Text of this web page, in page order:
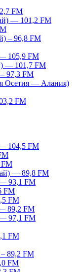
FM
— 101,2 FM
– 96,8 FM
— 105,9 FM
— 101,7 FM
97,3 FM
Осетия — Алания)
FM
104,5 FM
FM
— 89,8 FM
93,1 FM
FM
FM
89,2 FM
— 97,1 FM
FM
89,2 FM
FM